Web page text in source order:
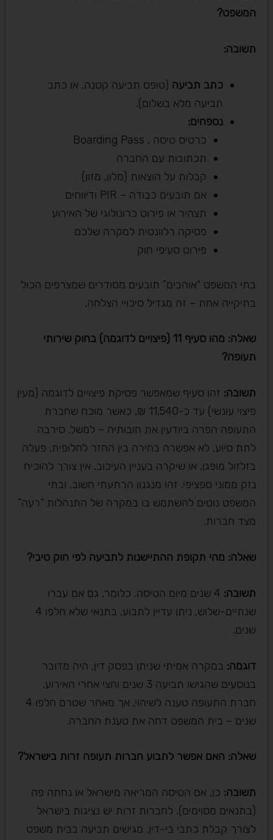
המשפט?
תשובה:
כתב תביעה (טופס תביעה קטנה, או כתב
תביעה מלא בשלום).
נספחים:
כרטיס טיסה , Boarding Pass
תכתובות עם החברה
קבלות על הוצאות (מלון, מזון)
אם תובעים כבודה – PIR ודיווחים
תצהיר או פירוט כרונולוגי של האירוע
פסיקה רלוונטית למקרה שלכם
פירוט סעיפי חוק
בתי המשפט “אוהבים” תובעים מסודרים שמצרפים הכול
בתיקייה אחת – זה מגדיל סיכויי הצלחה.
שאלה: מהו סעיף 11 (פיצויים לדוגמה) בחוק שירותי
תעופה?
תשובה: זהו סעיף שמאפשר פסיקת פיצויים לדוגמה (מעין
פיצוי עונשי) עד כ-11,540 ₪, כאשר מוכח שחברת
התעופה הפרה ביודעין את חובותיה – למשל, סירבה
לתת סיוע, לא אפשרה בחירה בין החזר לחלופית, פעלה
בזלזול מופגן, או שיקרה בעניין העיכוב. אין צורך להוכיח
נזק ממוני ספציפי. זהו מנגנון הרתעתי חשוב, ובתי
המשפט נוטים להשתמש בו במקרה של התנהלות “רעה”
מצד חברות.
שאלה: מהי תקופת ההתיישנות לתביעה לפי חוק טיבי?
תשובה:
4 שנים מיום הטיסה. כלומר, גם אם עברו
שנתיים-שלוש, ניתן עדיין לתבוע, בתנאי שלא חלפו 4
שנים.
דוגמה: במקרה אמיתי שניתן בפסק דין, היה מדובר
בנוסעים שהגישו תביעה 3 שנים וחצי אחרי האירוע,
חברת התעופה טענה לשיהוי, אך מאחר שטרם חלפו 4
שנים – בית המשפט דחה את טענת החברה.
שאלה: האם אפשר לתבוע חברות תעופה זרות בישראל?
תשובה: כן, אם הטיסה המריאה מישראל או נחתה פה
(בתנאים מסוימים). לחברות זרות יש נציגות בישראל
לצורך קבלת כתבי בי-דין. מגישים תביעה בבית משפט